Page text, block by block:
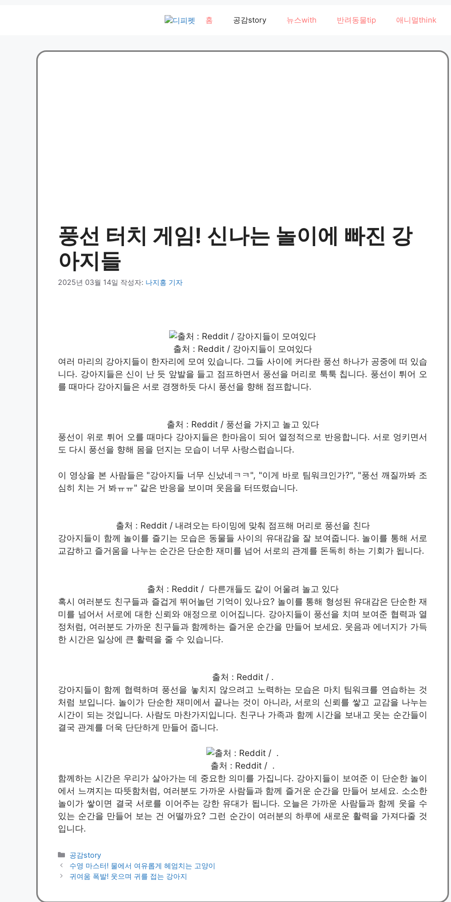
홈 공감story 뉴스with 반려동물tip 애니멀think
풍선 터치 게임! 신나는 놀이에 빠진 강
아지들
2025년 03월 14일 작성자: 나지홍 기자
출처 : Reddit / 강아지들이 모여있다
여러 마리의 강아지들이 한자리에 모여 있습니다. 그들 사이에 커다란 풍선 하나가 공중에 떠 있습
니다. 강아지들은 신이 난 듯 앞발을 들고 점프하면서 풍선을 머리로 툭툭 칩니다. 풍선이 튀어 오
를 때마다 강아지들은 서로 경쟁하듯 다시 풍선을 향해 점프합니다.
출처 : Reddit / 풍선을 가지고 놀고 있다
풍선이 위로 튀어 오를 때마다 강아지들은 한마음이 되어 열정적으로 반응합니다. 서로 엉키면서
도 다시 풍선을 향해 몸을 던지는 모습이 너무 사랑스럽습니다.
이 영상을 본 사람들은 "강아지들 너무 신났네ㅋㅋ", "이게 바로 팀워크인가?", "풍선 깨질까봐 조
심히 치는 거 봐ㅠㅠ" 같은 반응을 보이며 웃음을 터뜨렸습니다.
출처 : Reddit / 내려오는 타이밍에 맞춰 점프해 머리로 풍선을 친다
강아지들이 함께 놀이를 즐기는 모습은 동물들 사이의 유대감을 잘 보여줍니다. 놀이를 통해 서로
교감하고 즐거움을 나누는 순간은 단순한 재미를 넘어 서로의 관계를 돈독히 하는 기회가 됩니다.
출처 : Reddit / 다른개들도 같이 어울려 놀고 있다
혹시 여러분도 친구들과 즐겁게 뛰어놀던 기억이 있나요? 놀이를 통해 형성된 유대감은 단순한 재
미를 넘어서 서로에 대한 신뢰와 애정으로 이어집니다. 강아지들이 풍선을 치며 보여준 협력과 열
정처럼, 여러분도 가까운 친구들과 함께하는 즐거운 순간을 만들어 보세요. 웃음과 에너지가 가득
한 시간은 일상에 큰 활력을 줄 수 있습니다.
출처 : Reddit / .
강아지들이 함께 협력하며 풍선을 놓치지 않으려고 노력하는 모습은 마치 팀워크를 연습하는 것
처럼 보입니다. 놀이가 단순한 재미에서 끝나는 것이 아니라, 서로의 신뢰를 쌓고 교감을 나누는
시간이 되는 것입니다. 사람도 마찬가지입니다. 친구나 가족과 함께 시간을 보내고 웃는 순간들이
결국 관계를 더욱 단단하게 만들어 줍니다.
출처 : Reddit / .
함께하는 시간은 우리가 살아가는 데 중요한 의미를 가집니다. 강아지들이 보여준 이 단순한 놀이
에서 느껴지는 따뜻함처럼, 여러분도 가까운 사람들과 함께 즐거운 순간을 만들어 보세요. 소소한
놀이가 쌓이면 결국 서로를 이어주는 강한 유대가 됩니다. 오늘은 가까운 사람들과 함께 웃을 수
있는 순간을 만들어 보는 건 어떨까요? 그런 순간이 여러분의 하루에 새로운 활력을 가져다줄 것
입니다.
카
테
고
공감story
수영 마스터! 물에서 여유롭게 헤엄치는 고양이
귀여움 폭발! 웃으며 귀를 접는 강아지